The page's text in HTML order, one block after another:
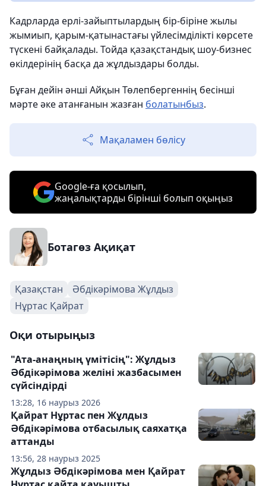
Кадрларда ерлі-зайыптылардың бір-біріне жылы
жымиып, қарым-қатынастағы үйлесімділікті көрсете
түскені байқалады. Тойда қазақстандық шоу-бизнес
өкілдерінің басқа да жұлдыздары болды.
Бұған дейін әнші Айқын Төлепбергеннің бесінші
мәрте әке атанғанын жазған болатынбыз.
Мақаламен бөлісу
Google-ға қосылып,
жаңалықтарды бірінші болып оқыңыз
Ботагөз Ақиқат
Қазақстан
Әбдікәрімова Жұлдыз
Нұртас Қайрат
Оқи отырыңыз
13:28, 16 наурыз 2026
"Ата-анаңның үмітісің": Жұлдыз
Әбдікәрімова желіні жазбасымен
сүйсіндірді
13:56, 28 наурыз 2025
Қайрат Нұртас пен Жұлдыз
Әбдікәрімова отбасылық саяхатқа
аттанды
Жұлдыз Әбдікәрімова мен Қайрат